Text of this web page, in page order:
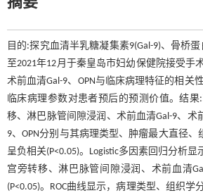
目的:探究血清半乳糖凝集素9(Gal-9)、骨桥
至2021年12月于秦皇岛市妇幼保健院接受手
术前血清Gal-9、OPN与临床病理特征的相关
临床病理参数对患者预后的预测价值。结
移、淋巴脉管间隙浸润、术前血清Gal-9、术
9、OPN分别与其病理类型、肿瘤最大直径
呈负相关(P<0.05)。Logistic多因素回归分析
宫旁转移、淋巴脉管间隙浸润、术前血清
(P<0.05)。ROC曲线显示，病理类型、组织